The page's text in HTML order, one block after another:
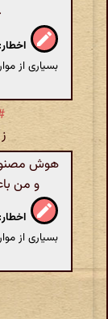
اخطار:
بسیاری از
هوش
و من
اخطار:
بسیاری از